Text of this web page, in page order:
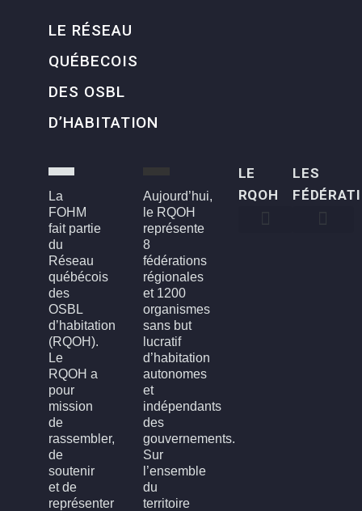
LE RÉSEAU
QUÉBECOIS
DES OSBL
D’HABITATION
La
FOHM
fait partie
du
Réseau
québécois
des
OSBL
d’habitation
(RQOH).
Le
RQOH a
pour
mission
de
rassembler,
de
soutenir
et de
représenter
Aujourd’hui,
le RQOH
représente
8
fédérations
régionales
et 1200
organismes
sans but
lucratif
d’habitation
autonomes
et
indépendants
des
gouvernements.
Sur
l’ensemble
du
territoire
LE
RQOH
LES